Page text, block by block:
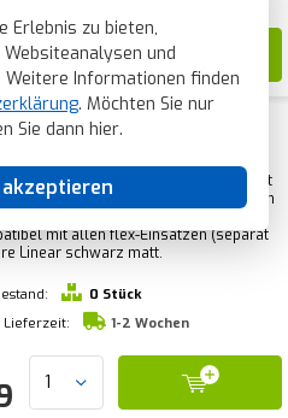
Erlebnis zu bieten,
und
Informationen finden
. Möchten Sie nur
Sie dann hier.
Bedienelemente Busch-
Future Linear schwarz
885)885 Bewegungsmeldersensor mit
Zum automatischen Schalten
mit allen flex-Einsätzen (separat
Linear schwarz matt.
0 Stück
Lieferzeit:
1-2 Wochen